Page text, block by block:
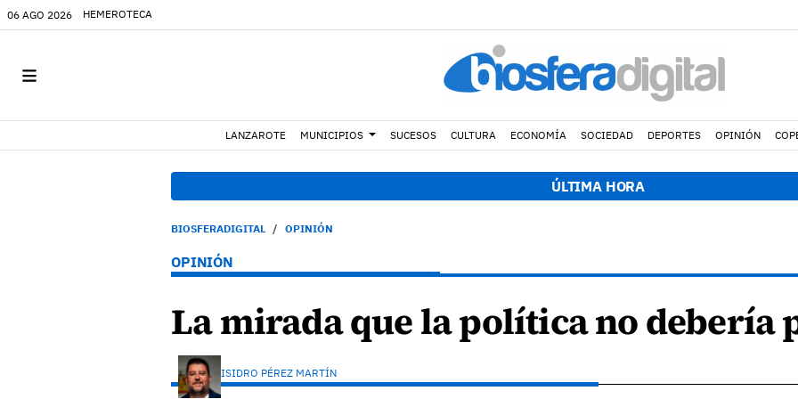
06 AGO 2026 HEMEROTECA
LANZAROTE MUNICIPIOS SUCESOS CULTURA ECONOMÍA SOCIEDAD DEPORTES OPINIÓN
ÚLTIMA HORA
BIOSFERADIGITAL OPINIÓN
OPINIÓN
La mirada que la política no debería
ISIDRO PÉREZ MARTÍN